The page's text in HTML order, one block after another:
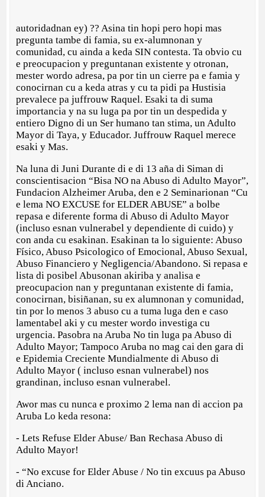
autoridadnan ey) ?? Asina tin hopi pero hopi mas
pregunta tambe di famia, su ex-alumnonan y
comunidad, cu ainda a keda SIN contesta. Ta obvio cu
e preocupacion y preguntanan existente y otronan,
mester wordo adresa, pa por tin un cierre pa e famia y
conocirnan cu a keda atras y cu ta pidi pa Hustisia
prevalece pa juffrouw Raquel. Esaki ta di suma
importancia y na su luga pa por tin un despedida y
entiero Digno di un Ser humano tan stima, un Adulto
Mayor di Taya, y Educador. Juffrouw Raquel merece
esaki y Mas.
Na luna di Juni Durante di e di 13 aña di Siman di
conscientisacion “Bisa NO na Abuso di Adulto Mayor”,
Fundacion Alzheimer Aruba, den e 2 Seminarionan “Cu
e lema NO EXCUSE for ELDER ABUSE” a bolbe
repasa e diferente forma di Abuso di Adulto Mayor
(incluso esnan vulnerabel y dependiente di cuido) y
con anda cu esakinan. Esakinan ta lo siguiente: Abuso
Físico, Abuso Psicologico of Emocional, Abuso Sexual,
Abuso Financiero y Negligencia/Abandono. Si repasa e
lista di posibel Abusonan akiriba y analisa e
preocupacion nan y preguntanan existente di famia,
conocirnan, bisiñanan, su ex alumnonan y comunidad,
tin por lo menos 3 abuso cu a tuma luga den e caso
lamentabel aki y cu mester wordo investiga cu
urgencia. Pasobra na Aruba No tin luga pa Abuso di
Adulto Mayor; Tampoco Aruba no mag cai den gara di
e Epidemia Creciente Mundialmente di Abuso di
Adulto Mayor ( incluso esnan vulnerabel) nos
grandinan, incluso esnan vulnerabel.
Awor mas cu nunca e proximo 2 lema nan di accion pa
Aruba Lo keda resona:
- Lets Refuse Elder Abuse/ Ban Rechasa Abuso di
Adulto Mayor!
- “No excuse for Elder Abuse / No tin excuus pa Abuso
di Anciano.